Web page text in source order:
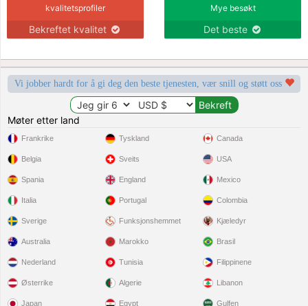
kvalitetsprofiler
Bekreftet kvalitet
Mye besøkt
Det beste
Vi jobber hardt for å gi deg den beste tjenesten, vær snill og støtt oss
Møter etter land
Frankrike
Belgia
Spania
Italia
Sverige
Tyskland
Sveits
England
Portugal
Funksjonshemmet
Canada
USA
Mexico
Colombia
Kjæledyr
Australia
Nederland
Østerrike
Japan
Marokko
Tunisia
Algerie
Egypt
Brasil
Filippinene
Libanon
Gulfen